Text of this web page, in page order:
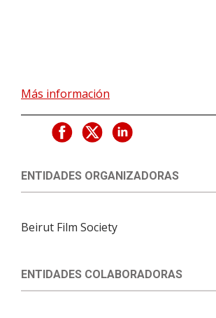
Más información
ENTIDADES ORGANIZADORAS
Beirut Film Society
ENTIDADES COLABORADORAS